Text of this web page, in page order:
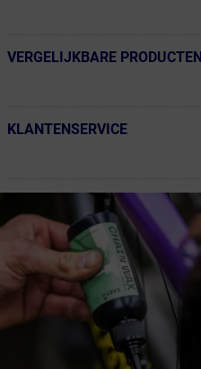
← Terug naar productnavigatie
VERGELIJKBARE PRODUCTEN
← Terug naar productnavigatie
KLANTENSERVICE